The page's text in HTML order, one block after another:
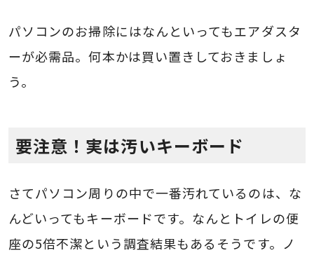
パソコンのお掃除にはなんといってもエアダスタ
ーが必需品。何本かは買い置きしておきましょ
う。
要注意！実は汚いキーボード
さてパソコン周りの中で一番汚れているのは、な
んどいってもキーボードです。なんとトイレの便
座の5倍不潔という調査結果もあるそうです。ノ